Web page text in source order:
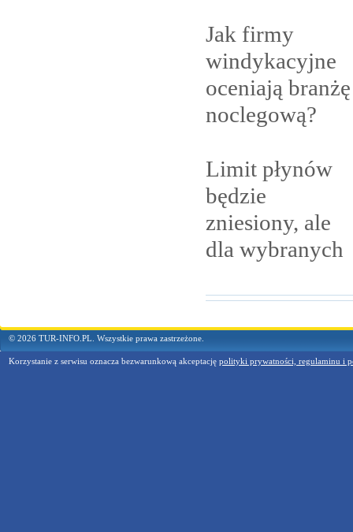
Jak firmy
windykacyjne
oceniają branżę
noclegową?
Limit płynów
będzie
zniesiony, ale
dla wybranych
© 2026 TUR-INFO.PL. Wszystkie prawa zastrzeżone.
Korzystanie z serwisu oznacza bezwarunkową akceptację polityki prywatności, regulaminu i